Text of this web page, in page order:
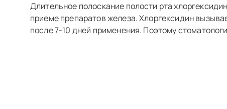
Длительное полоскание полости рта
приеме препаратов железа. Хлоргексидин
после 7-10 дней применения. Поэтому